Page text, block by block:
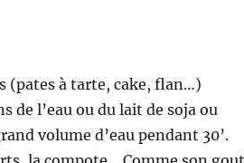
(pates à tarte, cake, flan…)
de l’eau ou du lait de soja ou
volume d’eau pendant 30’.